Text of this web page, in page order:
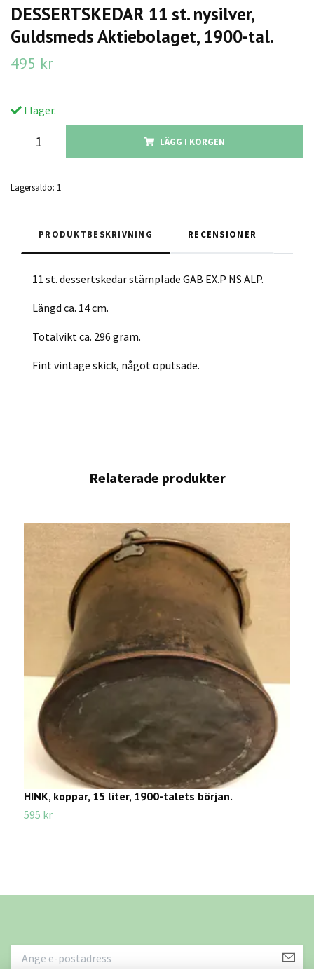
DESSERTSKEDAR 11 st. nysilver,
Guldsmeds Aktiebolaget, 1900-tal.
495 kr
I lager.
LÄGG I KORGEN
Lagersaldo: 1
PRODUKTBESKRIVNING RECENSIONER
11 st. dessertskedar stämplade GAB EX.P NS ALP.
Längd ca. 14 cm.
Totalvikt ca. 296 gram.
Fint vintage skick, något oputsade.
HINK, koppar, 15 liter, 1900-talets början.
595 kr